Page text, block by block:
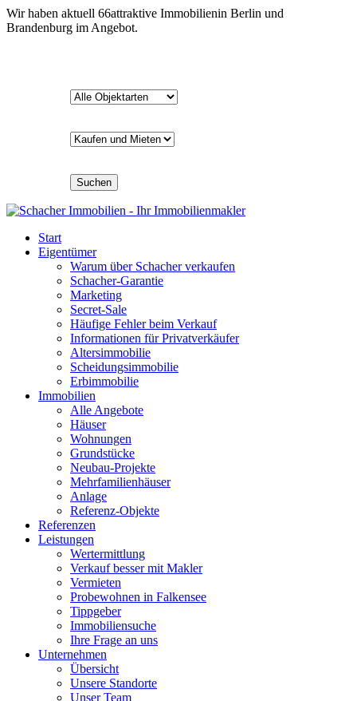
Wir haben aktuell 66attraktive Immobilienin Berlin und
Brandenburg im Angebot.
Suchen
Start
Eigentümer
Warum über Schacher verkaufen
Schacher-Garantie
Marketing
Secret-Sale
Häufige Fehler beim Verkauf
Informationen für Privatverkäufer
Altersimmobilie
Scheidungsimmobilie
Erbimmobilie
Immobilien
Alle Angebote
Häuser
Wohnungen
Grundstücke
Neubau-Projekte
Mehrfamilienhäuser
Anlage
Referenz-Objekte
Referenzen
Leistungen
Wertermittlung
Verkauf besser mit Makler
Vermieten
Probewohnen in Falkensee
Tippgeber
Immobiliensuche
Ihre Frage an uns
Unternehmen
Übersicht
Unsere Standorte
Unser Team